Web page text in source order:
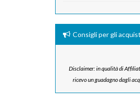
Consigli per gli
Disclaimer: in qualità di
ricevo un guadagno dagli